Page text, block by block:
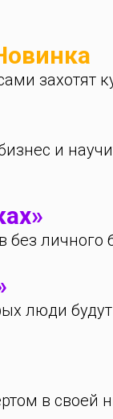
захотят
и
без личного
люди
в своей